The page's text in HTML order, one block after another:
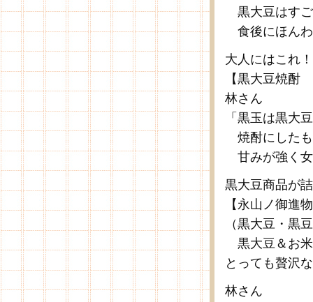
黒大豆はす
食後にほん
大人にはこれ！
【黒大豆焼酎
林さん
「黒玉は黒大
焼酎にした
甘みが強く
黒大豆商品が
【永山ノ御進
（黒大豆・黒
黒大豆＆お
とっても贅沢
林さん